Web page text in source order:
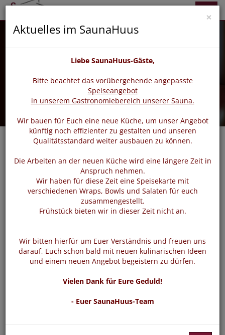
zurück
Login
Bitte loggen Sie sich mit dem untenstehenden Formular
Die mit * gekennzeichneten Felder sind Pflichtfelder
Passwort vergessen Login
×
Aktuelles im SaunaHuus
Liebe SaunaHuus-Gäste,
Bitte beachtet das vorübergehende angepasste
Speiseangebot
in unserem Gastronomiebereich unserer Sauna.
Wir bauen für Euch eine neue Küche, um unser Angebot
künftig noch effizienter zu gestalten und unseren
Qualitätsstandard weiter ausbauen zu können.
Die Arbeiten an der neuen Küche wird eine längere Zeit in
Anspruch nehmen.
Wir haben für diese Zeit eine Speisekarte mit
verschiedenen Wraps, Bowls und Salaten für euch
zusammengestellt.
Frühstück bieten wir in dieser Zeit nicht an.
Wir bitten hierfür um Euer Verständnis und freuen uns
darauf, Euch schon bald mit neuen kulinarischen Ideen
und einem neuen Angebot begeistern zu dürfen.
Vielen Dank für Eure Geduld!
- Euer SaunaHuus-Team